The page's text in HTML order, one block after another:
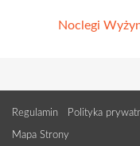
Noclegi
Regulamin Polityka
Mapa Strony